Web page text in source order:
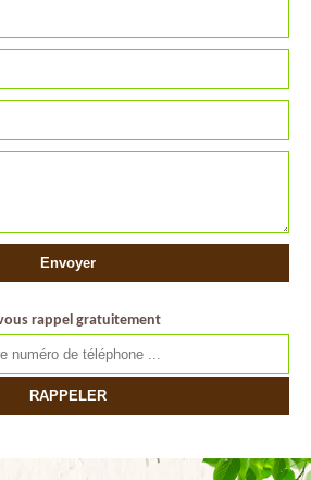
rappel gratuitement